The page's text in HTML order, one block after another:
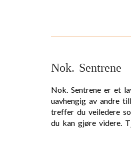
Nok. Sentrene
Nok. Sentrene er et
uavhengig av andre
treffer du veiledere
du kan gjøre videre.